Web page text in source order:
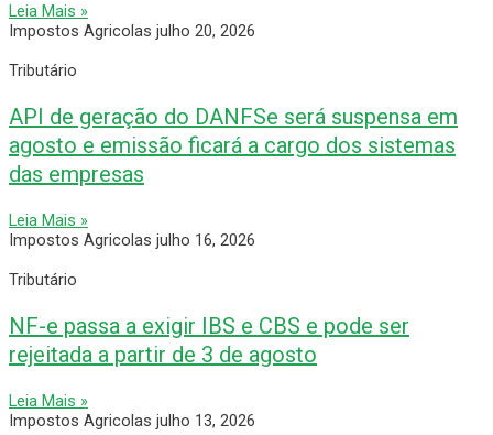
Leia Mais »
Impostos Agricolas julho 20, 2026
Tributário
API de geração do DANFSe será suspensa em
agosto e emissão ficará a cargo dos sistemas
das empresas
Leia Mais »
Impostos Agricolas julho 16, 2026
Tributário
NF-e passa a exigir IBS e CBS e pode ser
rejeitada a partir de 3 de agosto
Leia Mais »
Impostos Agricolas julho 13, 2026